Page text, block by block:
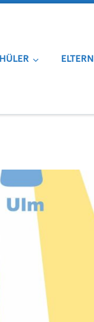
ELTERN